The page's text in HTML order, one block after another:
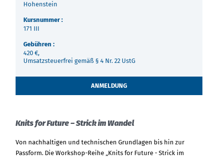
Hohenstein
Kursnummer :
171 III
Gebühren :
420 €,
Umsatzsteuerfrei gemäß § 4 Nr. 22 UstG
ANMELDUNG
Knits for Future – Strick im Wandel
Von nachhaltigen und technischen Grundlagen bis hin zur
Passform. Die Workshop-Reihe „Knits for Future - Strick im